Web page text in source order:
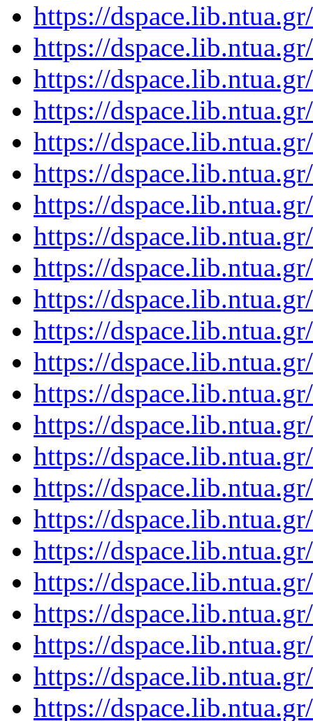
https://
https://
https://
https://
https://
https://
https://
https://
https://
https://
https://
https://
https://
https://
https://
https://
https://
https://
https://
https://
https://
https://
https://